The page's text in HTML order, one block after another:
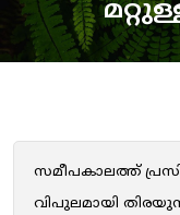
സമീപകാലത്ത്
വിപുലമായി